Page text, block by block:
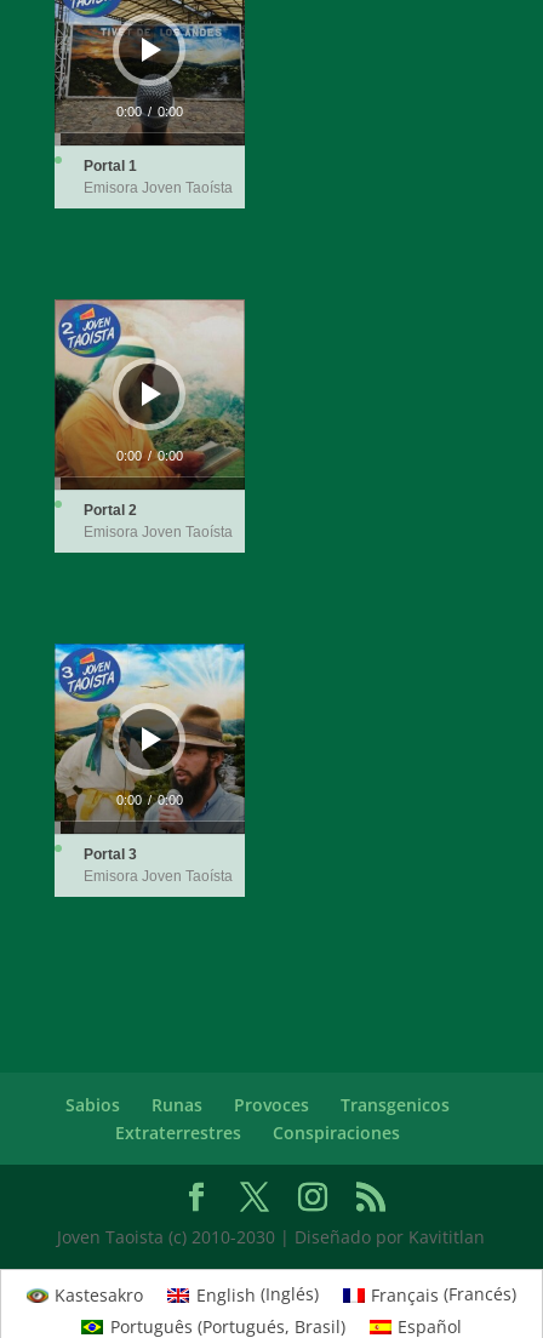
audio
0:00 / 0:00
Portal 1
Emisora Joven Taoísta
Reproductor
de
audio
0:00 / 0:00
Portal 2
Emisora Joven Taoísta
Reproductor
de
audio
0:00 / 0:00
Portal 3
Emisora Joven Taoísta
Sabios Runas Provoces
Transgenicos
Extraterrestres
Conspiraciones
Joven Taoista (c) 2010-2030 | Diseñado por Kavititlan
Kastesakro English (Inglés) Français (Francés)
Português (Portugués, Brasil) Español